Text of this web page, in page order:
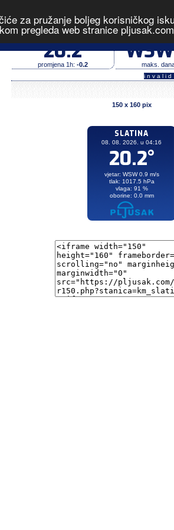
za pružanje boljeg korisničkog
pregleda web stranice
Slatina-
temperatura (°C)
20.2
promjena 1h: -0.2 maks.
150 x 160 pix